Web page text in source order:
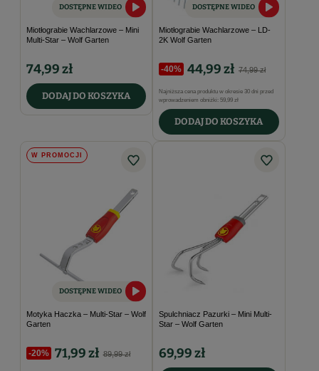
DOSTĘPNE WIDEO
Miotłograbie Wachlarzowe – Mini
Multi-Star – Wolf Garten
74,99 zł
DODAJ DO KOSZYKA
DOSTĘPNE WIDEO
Miotłograbie Wachlarzowe – LD-
2K Wolf Garten
74,99 zł
-40% 44,99 zł
Najniższa cena produktu w okresie 30 dni przed
wprowadzeniem obniżki: 59,99 zł
DODAJ DO KOSZYKA
W PROMOCJI
DOSTĘPNE WIDEO
Motyka Haczka – Multi-Star – Wolf
Garten
89,99 zł
-20% 71,99 zł
Spulchniacz Pazurki – Mini Multi-
Star – Wolf Garten
69,99 zł